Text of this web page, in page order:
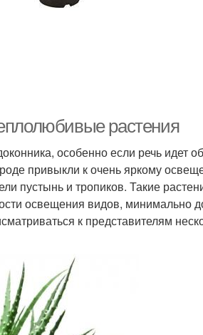
растения
особенно если речь идет
привыкли к очень яркому
пустынь и тропиков. Такие
освещения видов, минимально
к представителям